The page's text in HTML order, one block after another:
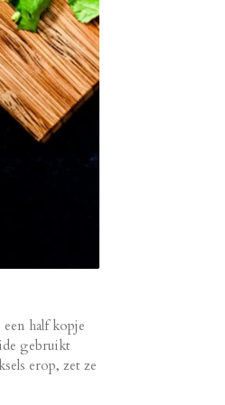
half kopje
gebruikt
erop, zet ze